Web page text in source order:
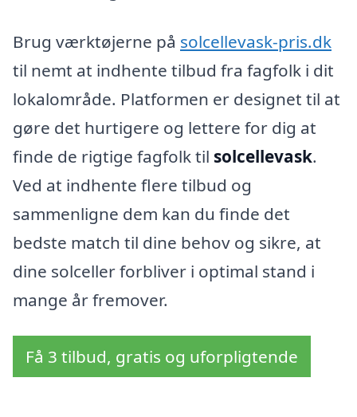
Brug værktøjerne på solcellevask-pris.dk
til nemt at indhente tilbud fra fagfolk i dit
lokalområde. Platformen er designet til at
gøre det hurtigere og lettere for dig at
finde de rigtige fagfolk til solcellevask.
Ved at indhente flere tilbud og
sammenligne dem kan du finde det
bedste match til dine behov og sikre, at
dine solceller forbliver i optimal stand i
mange år fremover.
Få 3 tilbud, gratis og uforpligtende